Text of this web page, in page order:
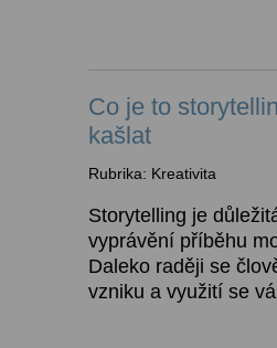
Co je to
kašlat
Rubrika: Kreativita
Storytelling je
vyprávění příběhu
Daleko raději se
vzniku a využití se